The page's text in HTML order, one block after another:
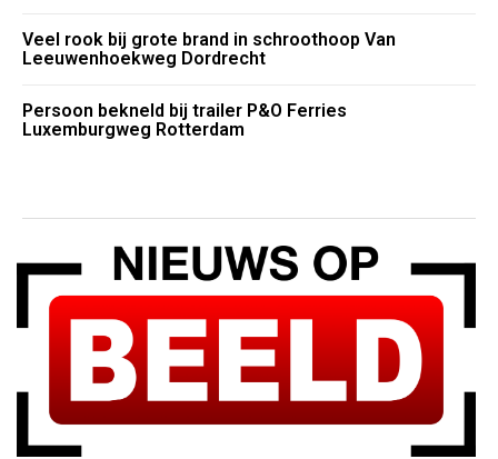
Veel rook bij grote brand in schroothoop Van
Leeuwenhoekweg Dordrecht
Persoon bekneld bij trailer P&O Ferries
Luxemburgweg Rotterdam